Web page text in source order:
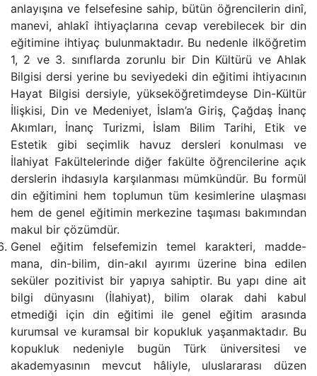
anlayışına ve felsefesine sahip, bütün öğrencilerin dinî,
manevi, ahlakî ihtiyaçlarına cevap verebilecek bir din
eğitimine ihtiyaç bulunmaktadır. Bu nedenle ilköğretim
1, 2 ve 3. sınıflarda zorunlu bir Din Kültürü ve Ahlak
Bilgisi dersi yerine bu seviyedeki din eğitimi ihtiyacının
Hayat Bilgisi dersiyle, yükseköğretimdeyse Din-Kültür
İlişkisi, Din ve Medeniyet, İslam’a Giriş, Çağdaş İnanç
Akımları, İnanç Turizmi, İslam Bilim Tarihi, Etik ve
Estetik gibi seçimlik havuz dersleri konulması ve
İlahiyat Fakültelerinde diğer fakülte öğrencilerine açık
derslerin ihdasıyla karşılanması mümkündür. Bu formül
din eğitimini hem toplumun tüm kesimlerine ulaşması
hem de genel eğitimin merkezine taşıması bakımından
makul bir çözümdür.
Genel eğitim felsefemizin temel karakteri, madde-
mana, din-bilim, din-akıl ayırımı üzerine bina edilen
seküler pozitivist bir yapıya sahiptir. Bu yapı dine ait
bilgi dünyasını (İlahiyat), bilim olarak dahi kabul
etmediği için din eğitimi ile genel eğitim arasında
kurumsal ve kuramsal bir kopukluk yaşanmaktadır. Bu
kopukluk nedeniyle bugün Türk üniversitesi ve
akademyasının mevcut hâliyle, uluslararası düzen